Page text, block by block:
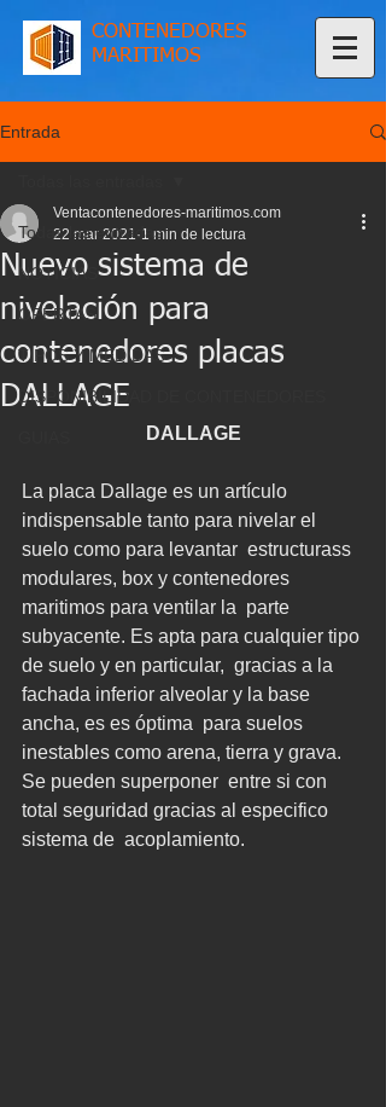
CONTENEDORES
MARITIMOS
Entrada
Todas las entradas
NOTICIAS
OFERTAS
TIPOS Y MEDIDAS
DISPONIBILIDAD DE CONTENEDORES
Nuevo sistema de
nivelación para
contenedores placas
DALLAGE
Ventacontenedores-maritimos.com
22 mar 2021 1 min de lectura
DALLAGE
La placa Dallage es un artículo
indispensable tanto para nivelar el
suelo como para levantar  estructurass
modulares, box y contenedores
maritimos para ventilar la  parte
subyacente. Es apta para cualquier tipo
de suelo y en particular,  gracias a la
fachada inferior alveolar y la base
ancha, es es óptima  para suelos
inestables como arena, tierra y grava.
Se pueden superponer  entre si con
total seguridad gracias al especifico
sistema de  acoplamiento.